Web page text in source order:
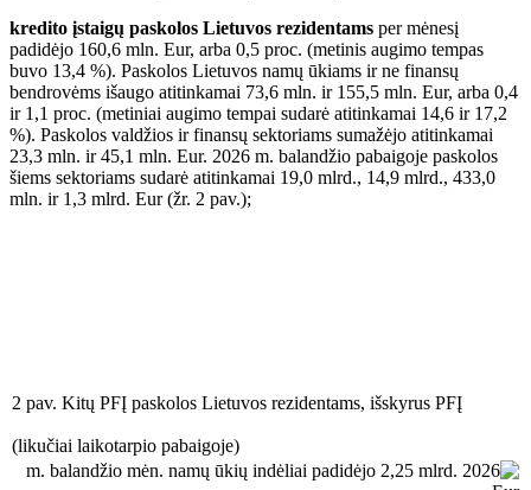
kredito įstaigų paskolos Lietuvos rezidentams per mėnesį
padidėjo 160,6 mln. Eur, arba 0,5 proc. (metinis augimo tempas
buvo 13,4 %). Paskolos Lietuvos namų ūkiams ir ne finansų
bendrovėms išaugo atitinkamai 73,6 mln. ir 155,5 mln. Eur, arba 0,4
ir 1,1 proc. (metiniai augimo tempai sudarė atitinkamai 14,6 ir 17,2
%). Paskolos valdžios ir finansų sektoriams sumažėjo atitinkamai
23,3 mln. ir 45,1 mln. Eur. 2026 m. balandžio pabaigoje paskolos
šiems sektoriams sudarė atitinkamai 19,0 mlrd., 14,9 mlrd., 433,0
mln. ir 1,3 mlrd. Eur (žr. 2 pav.);
2 pav. Kitų PFĮ paskolos Lietuvos rezidentams, išskyrus PFĮ
(likučiai laikotarpio pabaigoje)